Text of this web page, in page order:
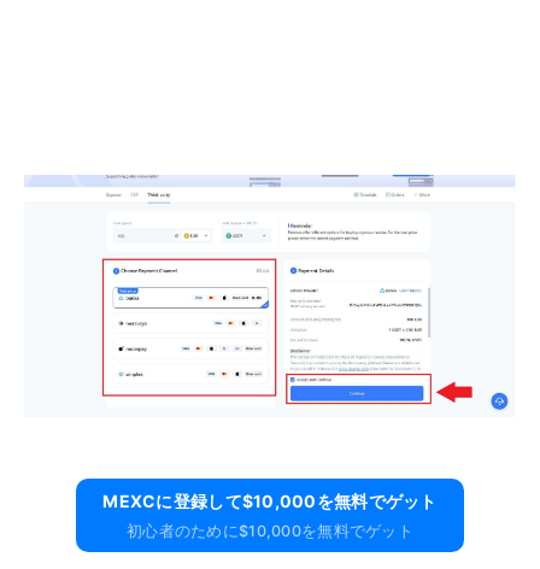
MEXCに​​登録して$10,000を無料でゲット
初心者のために$10,000を無料でゲット